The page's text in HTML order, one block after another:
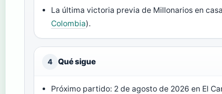
La última victoria previa de Millonarios en
Colombia).
4 Qué sigue
Próximo partido: 2 de agosto de 2026 en El